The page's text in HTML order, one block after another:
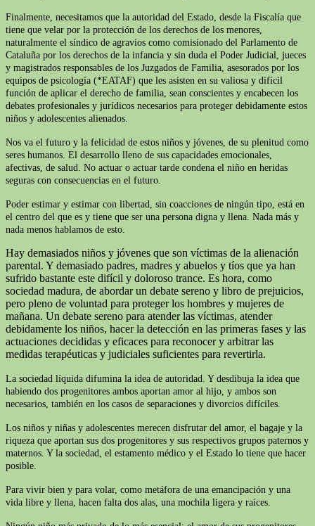
Finalmente, necesitamos que la autoridad del Estado, desde la Fiscalía que
tiene que velar por la protección de los derechos de los menores,
naturalmente el síndico de agravios como comisionado del Parlamento de
Cataluña por los derechos de la infancia y sin duda el Poder Judicial, jueces
y magistrados responsables de los Juzgados de Familia, asesorados por los
equipos de psicología (*EATAF) que les asisten en su valiosa y difícil
función de aplicar el derecho de familia, sean conscientes y encabecen los
debates profesionales y jurídicos necesarios para proteger debidamente estos
niños y adolescentes alienados.
Nos va el futuro y la felicidad de estos niños y jóvenes, de su plenitud como
seres humanos. El desarrollo lleno de sus capacidades emocionales,
afectivas, de salud. No actuar o actuar tarde condena el niño en heridas
seguras con consecuencias en el futuro.
Poder estimar y estimar con libertad, sin coacciones de ningún tipo, está en
el centro del que es y tiene que ser una persona digna y llena. Nada más y
nada menos hablamos de esto.
Hay demasiados niños y jóvenes que son víctimas de la alienación
parental. Y demasiado padres, madres y abuelos y tíos que ya han
sufrido bastante este difícil y doloroso trance. Es hora, como
sociedad madura, de abordar un debate sereno y libro de prejuicios,
pero pleno de voluntad para proteger los hombres y mujeres de
mañana. Un debate sereno para atender las víctimas, atender
debidamente los niños, hacer la detección en las primeras fases y las
actuaciones decididas y eficaces para reconocer y arbitrar las
medidas terapéuticas y judiciales suficientes para revertirla.
La sociedad líquida difumina la idea de autoridad. Y desdibuja la idea que
habiendo dos progenitores ambos aportan amor al hijo, y ambos son
necesarios, también en los casos de separaciones y divorcios difíciles.
Los niños y niñas y adolescentes merecen disfrutar del amor, el bagaje y la
riqueza que aportan sus dos progenitores y sus respectivos grupos paternos y
maternos. Y la sociedad, el estamento médico y el Estado lo tiene que hacer
posible.
Para vivir bien y para volar, como metáfora de una emancipación y una
vida libre y llena, hacen falta dos alas, una mochila ligera y raíces.